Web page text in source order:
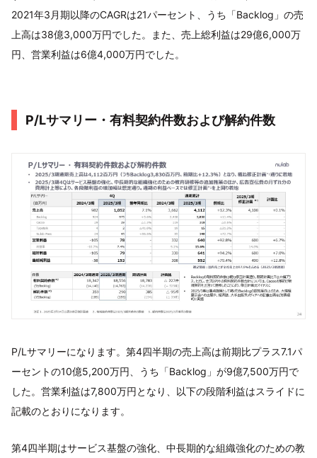
2021年3月期以降のCAGRは21パーセント、うち「Backlog」の売
上高は38億3,000万円でした。また、売上総利益は29億6,000万
円、営業利益は6億4,000万円でした。
P/Lサマリー・有料契約件数および解約件数
P/Lサマリーになります。第4四半期の売上高は前期比プラス7.1パ
ーセントの10億5,200万円、うち「Backlog」が9億7,500万円で
した。営業利益は7,800万円となり、以下の段階利益はスライドに
記載のとおりになります。
第4四半期はサービス基盤の強化、中長期的な組織強化のための教